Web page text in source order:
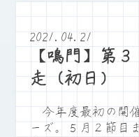
2021.04.21
【鳴門】第
走（初日）
今年度最初の開
ーズ。５月２節目